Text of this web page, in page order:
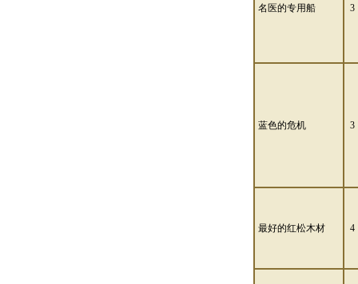
名医的专用船 3
蓝色的危机 3
最好的红松木材 4